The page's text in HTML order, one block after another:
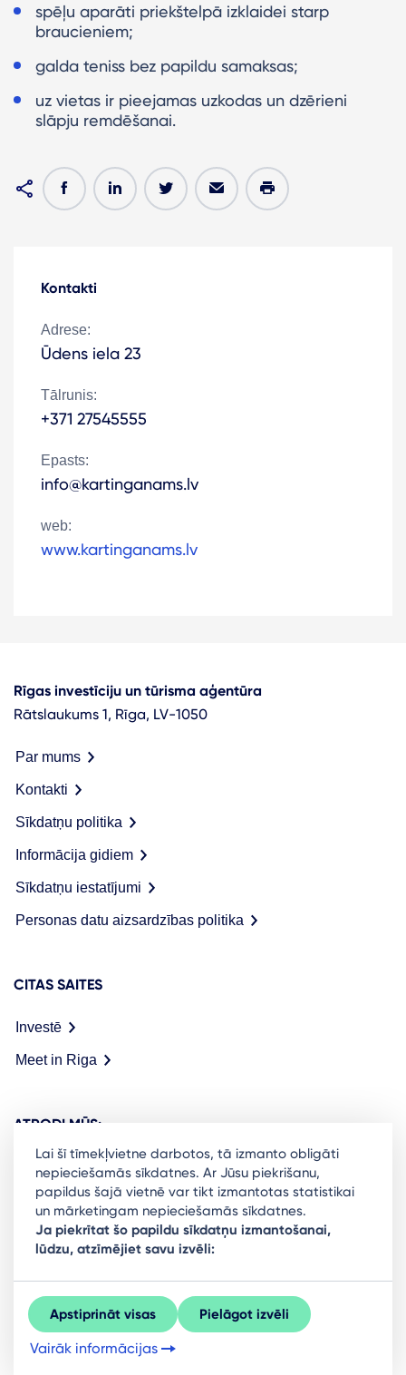
spēļu aparāti priekštelpā izklaidei starp
braucieniem;
galda teniss bez papildu samaksas;
uz vietas ir pieejamas uzkodas un dzērieni
slāpju remdēšanai.
Kontakti
Adrese:
Ūdens iela 23
Tālrunis:
+371 27545555
Epasts:
info@kartinganams.lv
web:
www.kartinganams.lv
Rīgas investīciju un tūrisma aģentūra
Rātslaukums 1, Rīga, LV-1050
Par mums
Kontakti
Sīkdatņu politika
Informācija gidiem
Sīkdatņu iestatījumi
Personas datu aizsardzības politika
CITAS SAITES
Investē
Meet in Riga
ATRODI MŪS:
Ready to stay in the loop on Rigas business
community? Subscribe to our newsletter.
Sign Up
Lai šī tīmekļvietne darbotos, tā izmanto obligāti
nepieciešamās sīkdatnes. Ar Jūsu piekrišanu,
papildus šajā vietnē var tikt izmantotas statistikai
un mārketingam nepieciešamās sīkdatnes.
Ja piekrītat šo papildu sīkdatņu izmantošanai,
lūdzu, atzīmējiet savu izvēli:
Apstiprināt visas Pielāgot izvēli
Vairāk informācijas